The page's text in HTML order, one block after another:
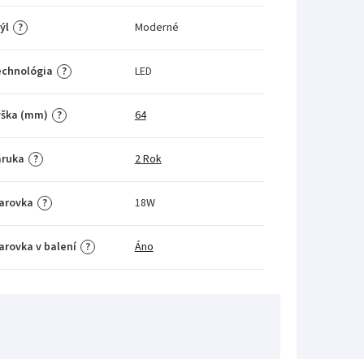
? Moderné
? LED
?
(mm) 64
? 2 Rok
? 18W
?
v balení Áno